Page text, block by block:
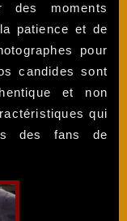
des moments
patience et de
pour
candides sont
et non
qui
des fans de